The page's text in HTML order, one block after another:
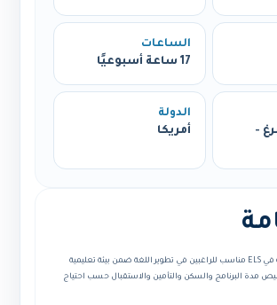
الساعات
17 ساعة أسبوعيًا
-
الدولة
أمريكا
برنامج لغة إنجليزية عامة في ELS مناسب للراغبين في تطوير اللغة ضمن بيئة تعليمية
مدة البرنامج والسكن والتأمين والاستقبال حسب احتياج